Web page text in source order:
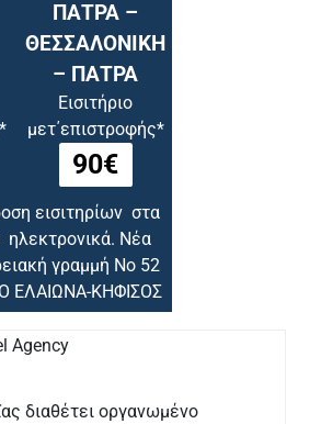
ΠΑΤΡΑ –
ΘΕΣΣΑΛΟΝΙΚΗ
– ΠΑΤΡΑ
Εισιτήριο
μετ΄επιστροφής*
90€
εισιτηρίων στα
ηλεκτρονικά. Νέα
γραμμή Νο 52
ΕΛΑΙΩΝΑ-ΚΗΦΙΣΟΣ
Agency
διαθέτει οργανωμένο